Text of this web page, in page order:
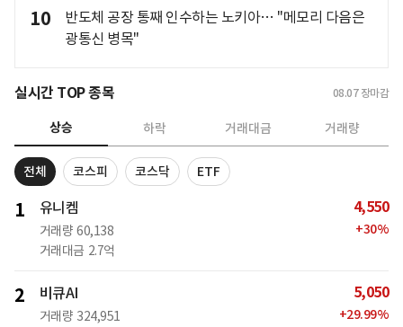
10
반도체 공장 통째 인수하는 노키아… "메모리 다음은
광통신 병목"
실시간 TOP 종목 08.07 장마감
상승 하락 거래대금 거래량
전체 코스피 코스닥 ETF
1 유니켐
거래량 60,138
거래대금 2.7억
4,550
+30%
2 비큐AI
거래량 324,951
5,050
+29.99%